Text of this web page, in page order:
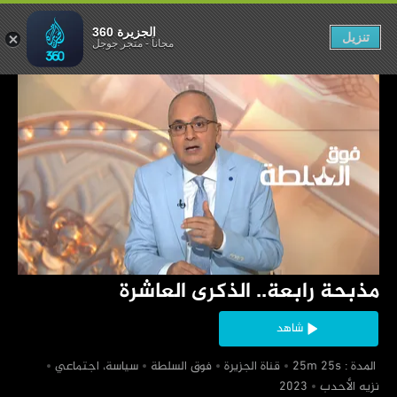
‏مذبحة رابعة.. الذكرى العاشرة
شاهد
‏ المدة : 25m 25s
‏قناة الجزيرة ‏فوق السلطة
‏سياسة، اجتماعي
‏نزيه الأحدب
الذكرى العاشرة
الجزيرة 360
مجاناً-متجر جوجل تنزيل